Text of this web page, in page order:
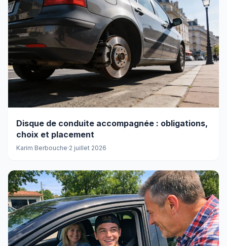
Disque de conduite accompagnée : obligations,
choix et placement
Karim Berbouche·2 juillet 2026